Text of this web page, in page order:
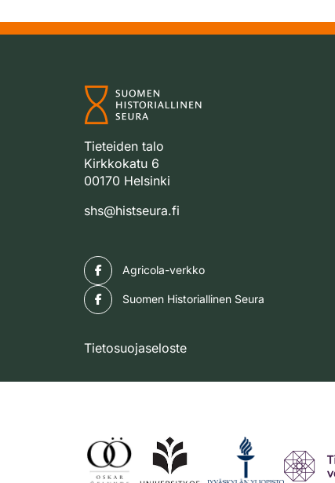
Tieteiden talo
Kirkkokatu 6
00170 Helsinki
shs@histseura.fi
Agricola-verkko
Suomen Historiallinen Seura
Tietosuojaseloste